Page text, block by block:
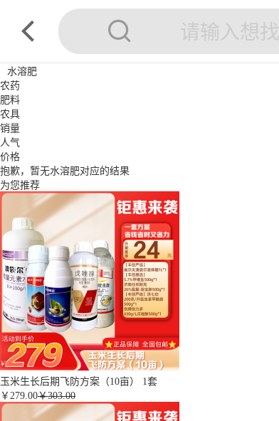
水溶肥
农药
肥料
农具
销量
人气
价格
抱歉，暂无水溶肥对应的结果
为您推荐
玉米生长后期飞防方案（10亩） 1套
￥ 279.00￥303.00